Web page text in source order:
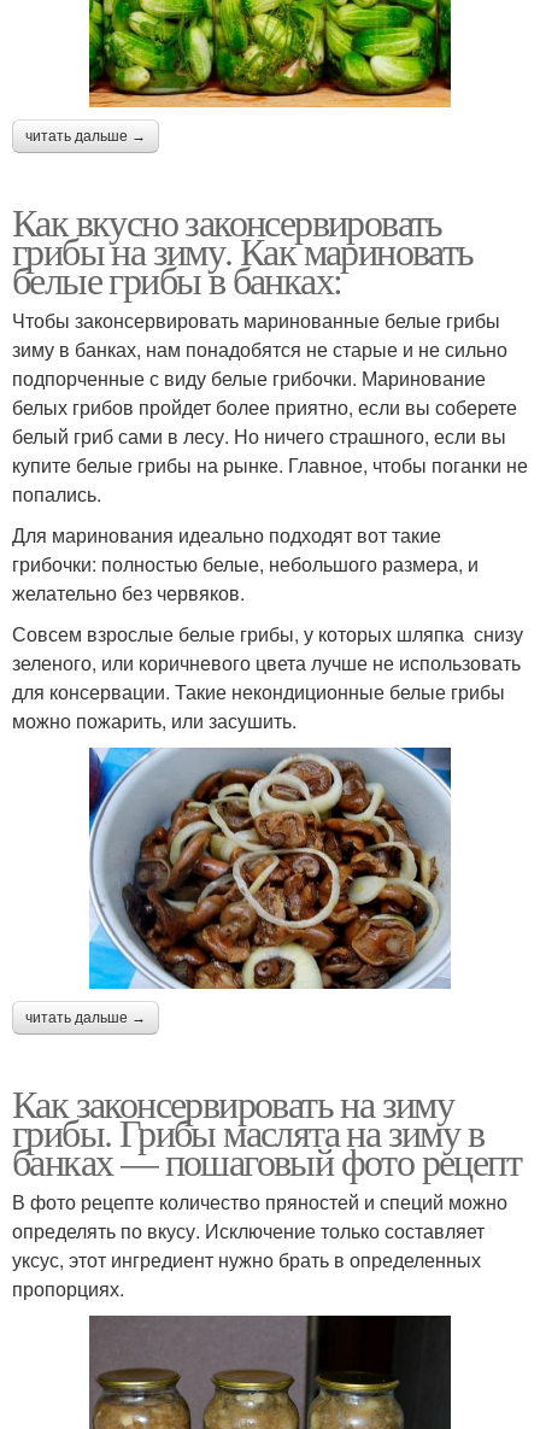
читать дальше →
Как вкусно законсервировать
грибы на зиму. Как мариновать
белые грибы в банках:
Чтобы законсервировать маринованные белые грибы
зиму в банках, нам понадобятся не старые и не сильно
подпорченные с виду белые грибочки. Маринование
белых грибов пройдет более приятно, если вы соберете
белый гриб сами в лесу. Но ничего страшного, если вы
купите белые грибы на рынке. Главное, чтобы поганки не
попались.
Для маринования идеально подходят вот такие
грибочки: полностью белые, небольшого размера, и
желательно без червяков.
Совсем взрослые белые грибы, у которых шляпка снизу
зеленого, или коричневого цвета лучше не использовать
для консервации. Такие некондиционные белые грибы
можно пожарить, или засушить.
читать дальше →
Как законсервировать на зиму
грибы. Грибы маслята на зиму в
банках — пошаговый фото рецепт
В фото рецепте количество пряностей и специй можно
определять по вкусу. Исключение только составляет
уксус, этот ингредиент нужно брать в определенных
пропорциях.